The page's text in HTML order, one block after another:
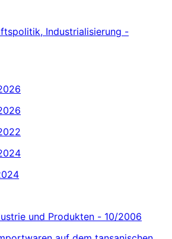
Industrialisierung -
und Produkten - 10/2006